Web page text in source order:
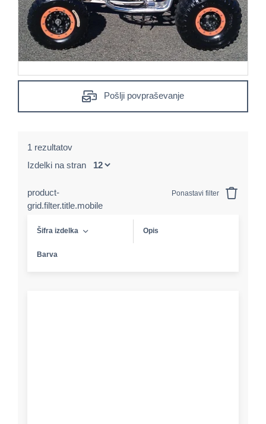
Pošlji povpraševanje
1 rezultatov
Izdelki na stran
product-
grid.filter.title.mobile
Ponastavi filter
Šifra izdelka Opis
Barva